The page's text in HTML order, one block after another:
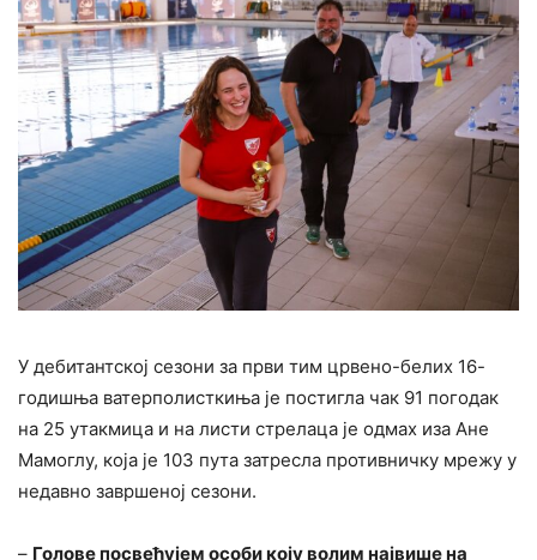
У дебитантској сезони за први тим црвено-белих 16-
годишња ватерполисткиња је постигла чак 91 погодак
на 25 утакмица и на листи стрелаца је одмах иза Ане
Мамоглу, која је 103 пута затресла противничку мрежу у
недавно завршеној сезони.
– Голове посвећујем особи коју волим највише на